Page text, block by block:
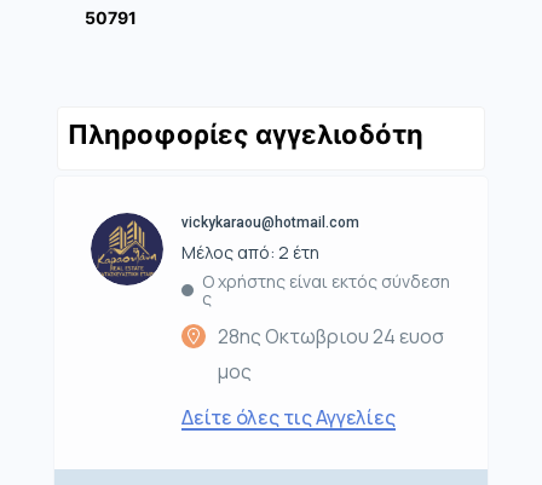
50791
Πληροφορίες αγγελιοδότη
vickykaraou@hotmail.com
Μέλος από: 2 έτη
Ο χρήστης είναι εκτός σύνδεση
ς
28ης Οκτωβριου 24 ευοσ
μος
Δείτε όλες τις Αγγελίες